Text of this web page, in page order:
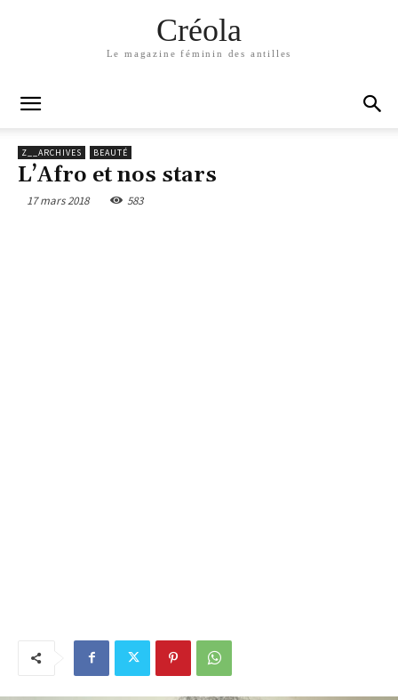
Créola
Le magazine féminin des antilles
Z__ARCHIVES BEAUTÉ
L’Afro et nos stars
17 mars 2018 583